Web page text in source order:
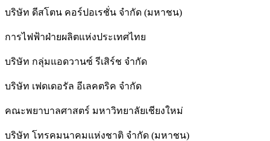
บริษัท ดีสโตน คอร์ปอเรชั่น จำกัด (มหาชน)
การไฟฟ้าฝ่ายผลิตแห่งประเทศไทย
บริษัท กลุ่มแอดวานซ์ รีเสิร์ช จำกัด
บริษัท เฟดเดอรัล อีเลคตริค จำกัด
คณะพยาบาลศาสตร์ มหาวิทยาลัยเชียงใหม่
บริษัท โทรคมนาคมแห่งชาติ จำกัด (มหาชน)